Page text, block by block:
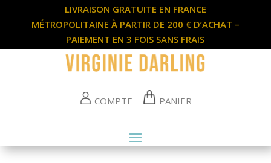
LIVRAISON GRATUITE EN FRANCE
MÉTROPOLITAINE À PARTIR DE 200 € D’ACHAT –
PAIEMENT EN 3 FOIS SANS FRAIS
COMPTE PANIER